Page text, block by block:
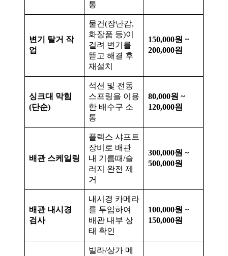
통
변기 탈거 작
업
물건(장난감,
화장품 등)이
걸려 변기를
뜯고 해결 후
재설치
150,000원 ~
200,000원
싱크대 막힘
(단순)
석션 및 전동
스프링을 이용
한 배수구 소
통
80,000원 ~
120,000원
배관 스케일링
플렉스 샤프트
장비로 배관
내 기름때/슬
러지 완전 제
거
300,000원 ~
500,000원
배관 내시경
검사
내시경 카메라
를 투입하여
배관 내부 상
태 확인
100,000원 ~
150,000원
빌라/상가 메